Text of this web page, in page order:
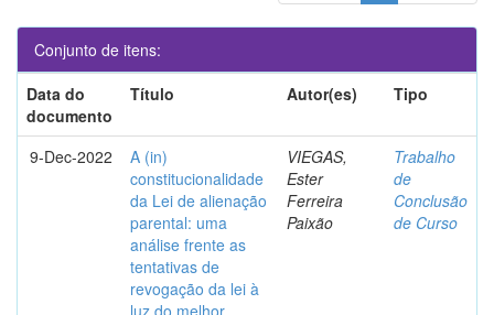
Conjunto de itens:
Data do
documento
Título Autor(es) Tipo
9-Dec-2022
A (in)
constitucionalidade
da Lei de alienação
parental: uma
análise frente as
tentativas de
revogação da lei à
VIEGAS,
Ester
Ferreira
Paixão
Trabalho
de
Conclusão
de Curso